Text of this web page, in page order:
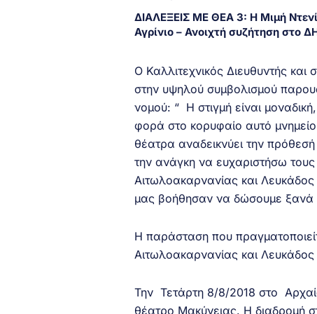
ΔΙΑΛΕΞΕΙΣ ΜΕ ΘΕΑ 3: Η Μιμή
Αγρίνιο – Ανοιχτή συζήτηση στο
Ο Καλλιτεχνικός Διευθυντής
στην υψηλού συμβολισμού
νομού: “ Η στιγμή είναι
φορά στο κορυφαίο αυτό
θέατρα αναδεικνύει την
την ανάγκη να ευχαριστήσω
Αιτωλοακαρνανίας και
μας βοήθησαν να δώσουμε
Η παράσταση που
Αιτωλοακαρνανίας και
Την Τετάρτη 8/8/2018 στο
θέατρο Μακύνειας. Η διαδρομή